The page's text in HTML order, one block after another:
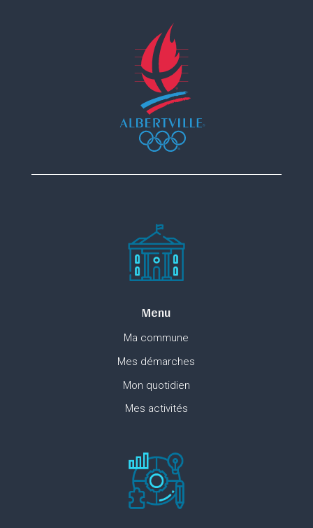
Menu
Ma commune
Mes démarches
Mon quotidien
Mes activités